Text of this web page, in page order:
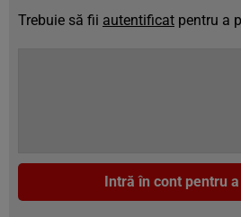
Trebuie să fii autentificat pentru a
Intră în cont pentru